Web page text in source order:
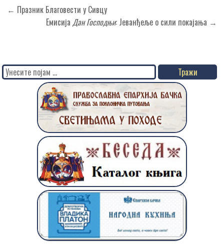
Кретање
чланка
← Празник Благовести у Сивцу
Емисија Дан Господњи: Јеванђеље о сили покајања →
Search
for: